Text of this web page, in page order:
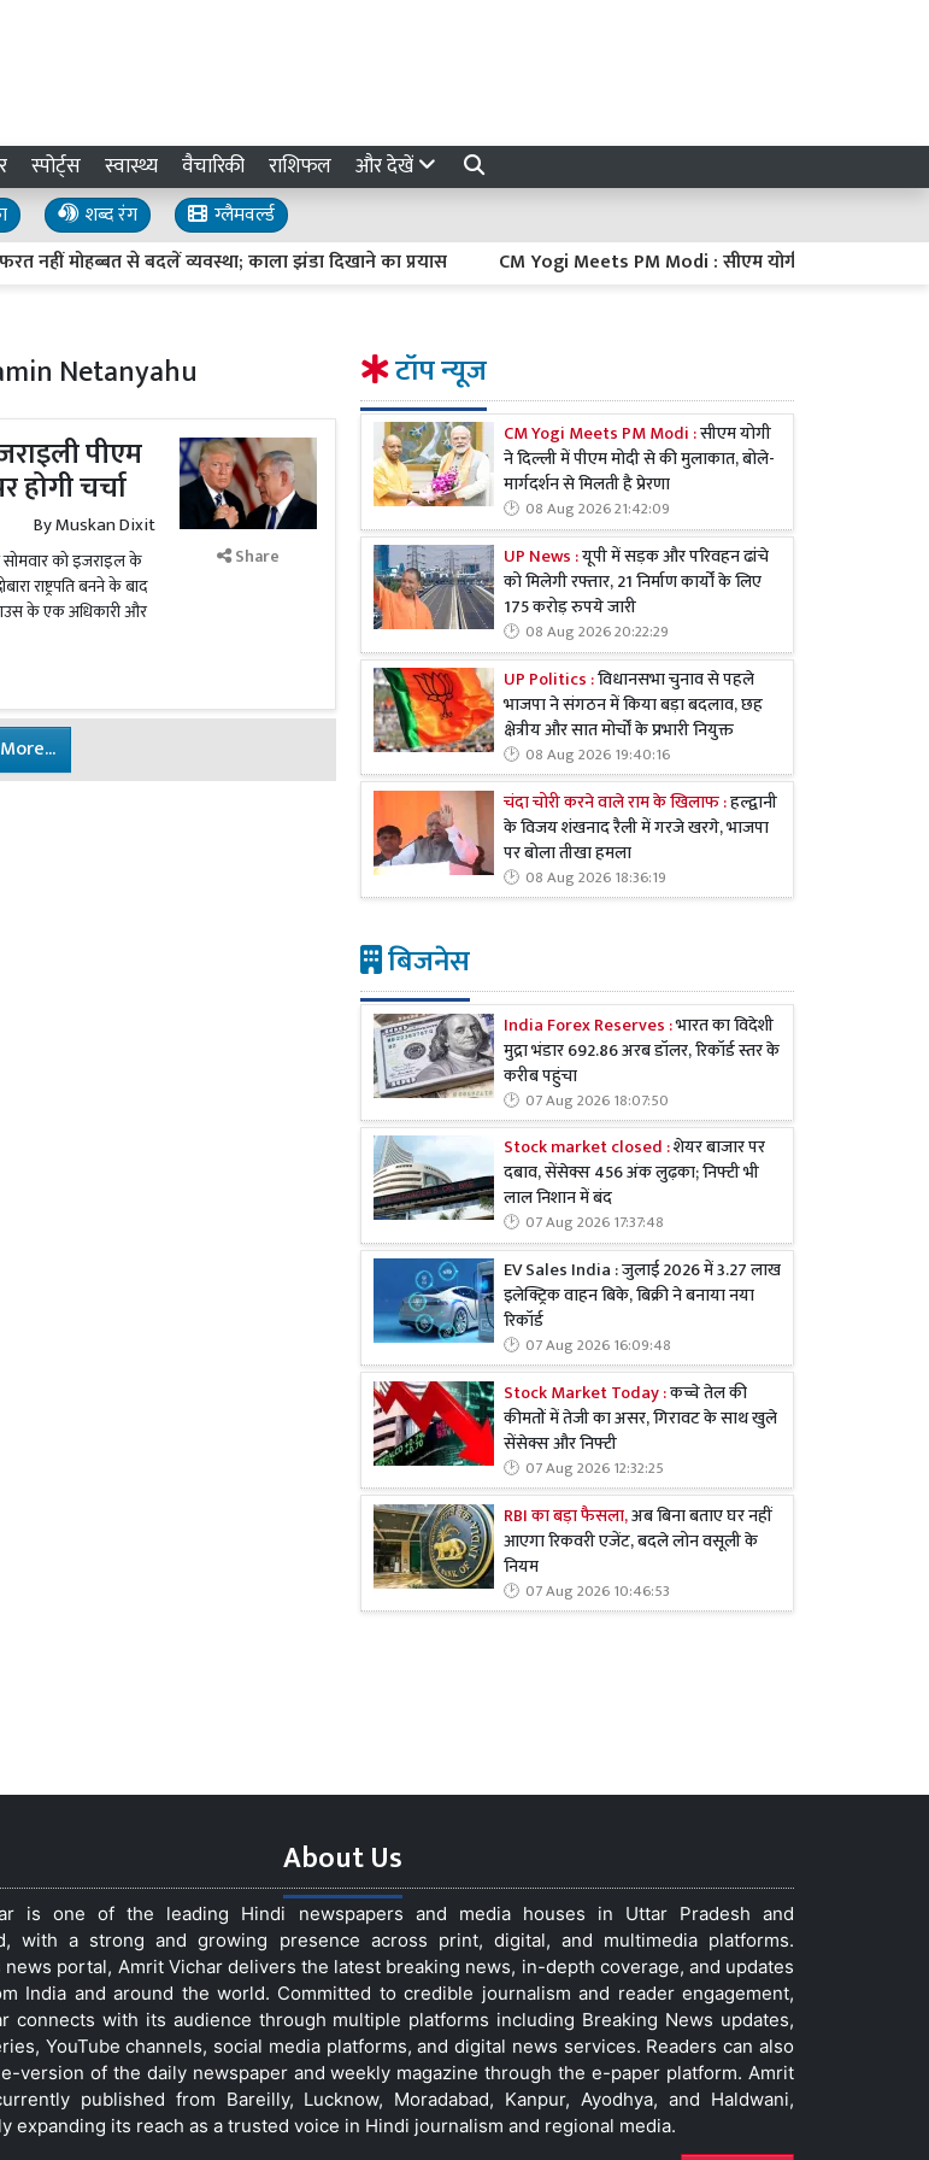
स्पोर्ट्स स्वास्थ्य वैचारिकी राशिफल और देखें
शब्द रंग
ग्लैमवर्ल्ड
मोहब्बत से बदलें व्यवस्था; काला झंडा दिखाने का प्रयास CM Yogi Meets PM Modi : सीएम योगी ने दिल्ली में पीएम
Netanyahu
पीएम
होगी चर्चा
ByMuskan Dixit
सोमवार को इजराइल के
राष्ट्रपति बनने के बाद
के एक अधिकारी और
Share
टॉप न्यूज
CM Yogi Meets PM Modi :सीएम योगी
ने दिल्ली में पीएम मोदी से की मुलाकात, बोले-
मार्गदर्शन से मिलती है प्रेरणा
08 Aug 2026 21:42:09
UP News :यूपी में सड़क और परिवहन ढांचे
को मिलेगी रफ्तार, 21 निर्माण कार्यों के लिए
175 करोड़ रुपये जारी
08 Aug 2026 20:22:29
UP Politics :विधानसभा चुनाव से पहले
भाजपा ने संगठन में किया बड़ा बदलाव, छह
क्षेत्रीय और सात मोर्चों के प्रभारी नियुक्त
08 Aug 2026 19:40:16
चंदा चोरी करने वाले राम के खिलाफ :हल्द्वानी
के विजय शंखनाद रैली में गरजे खरगे, भाजपा
पर बोला तीखा हमला
08 Aug 2026 18:36:19
बिजनेस
India Forex Reserves :भारत का विदेशी
मुद्रा भंडार 692.86 अरब डॉलर, रिकॉर्ड स्तर के
करीब पहुंचा
07 Aug 2026 18:07:50
Stock market closed :शेयर बाजार पर
दबाव, सेंसेक्स 456 अंक लुढ़का; निफ्टी भी
लाल निशान में बंद
07 Aug 2026 17:37:48
EV Sales India : जुलाई 2026 में 3.27 लाख
इलेक्ट्रिक वाहन बिके, बिक्री ने बनाया नया
रिकॉर्ड
07 Aug 2026 16:09:48
Stock Market Today :कच्चे तेल की
कीमतों में तेजी का असर, गिरावट के साथ खुले
सेंसेक्स और निफ्टी
07 Aug 2026 12:32:25
RBI का बड़ा फैसला,अब बिना बताए घर नहीं
आएगा रिकवरी एजेंट, बदले लोन वसूली के
नियम
07 Aug 2026 10:46:53
About Us
is one of the leading Hindi newspapers and media houses in Uttar Pradesh and
with a strong and growing presence across print, digital, and multimedia platforms.
portal, Amrit Vichar delivers the latest breaking news, in-depth coverage, and updates
India and around the world. Committed to credible journalism and reader engagement,
connects with its audience through multiple platforms including Breaking News updates,
YouTube channels, social media platforms, and digital news services. Readers can also
version of the daily newspaper and weekly magazine through the e-paper platform. Amrit
published from Bareilly, Lucknow, Moradabad, Kanpur, Ayodhya, and Haldwani,
expanding its reach as a trusted voice in Hindi journalism and regional media.